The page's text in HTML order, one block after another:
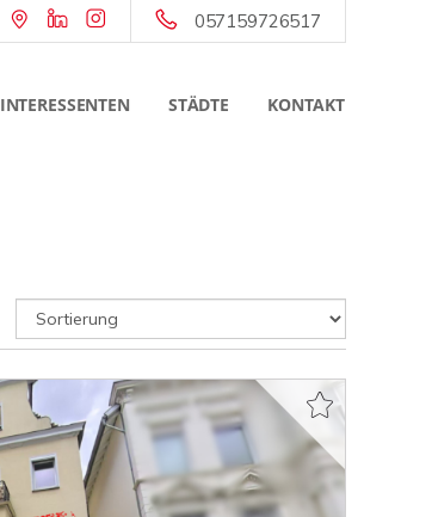
057159726517
INTERESSENTEN STÄDTE KONTAKT